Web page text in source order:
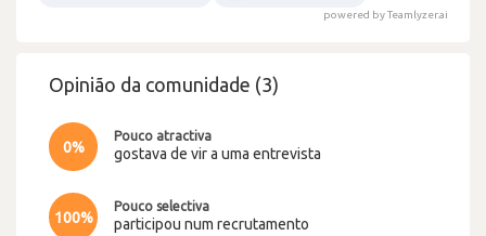
powered by Teamlyzer.ai
Opinião da comunidade (3)
0%
Pouco atractiva
gostava de vir a uma entrevista
100%
Pouco selectiva
participou num recrutamento